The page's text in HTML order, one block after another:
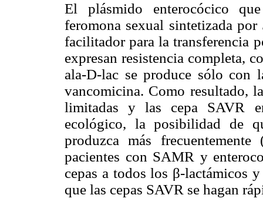
El plásmido enterocócico
feromona sexual sintetizada por
facilitador para la transferencia
expresan resistencia completa,
ala-D-lac se produce sólo con
vancomicina. Como resultado,
limitadas y las cepa SAVR
ecológico, la posibilidad de
produzca más
pacientes con SAMR y
cepas a todos los β-lactámicos
que las cepas SAVR se hagan